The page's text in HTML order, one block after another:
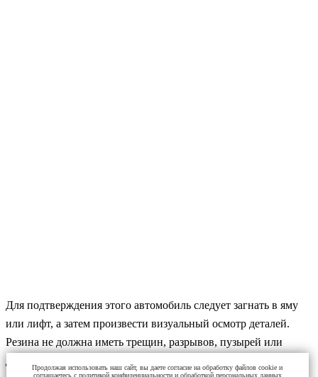
Для подтверждения этого автомобиль следует загнать в яму
или лифт, а затем произвести визуальный осмотр деталей.
Резина не должна иметь трещин, разрывов, пузырей или
Продолжая использовать наш сайт, вы даете согласие на обработку файлов cookie и
соглашаетесь с политикой конфиденциальностии обработкой персональных данных